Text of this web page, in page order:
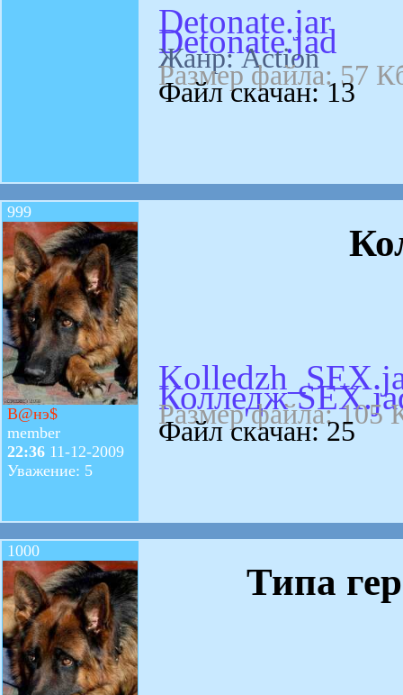
Detonate.jar
Detonate.jad
Жанр: Action
Размер файла: 57
Файл скачан: 13
999
В@нэ$
member
22:36 11-12-2009
Уважение: 5
Колледж
Размер файла: 105
Файл скачан: 25
1000
Типа